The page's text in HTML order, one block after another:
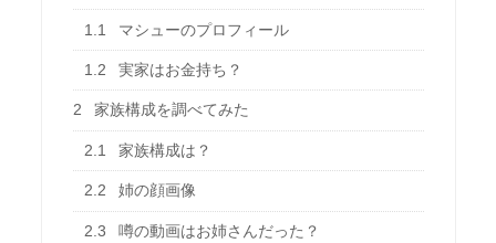
1.1 マシューのプロフィール
1.2 実家はお金持ち？
2 家族構成を調べてみた
2.1 家族構成は？
2.2 姉の顔画像
2.3 噂の動画はお姉さんだった？